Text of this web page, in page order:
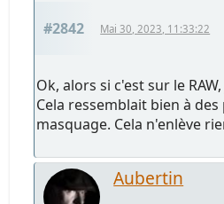
#2842 Mai 30, 2023, 11:33:22
Ok, alors si c'est sur le
Cela ressemblait bien à
masquage. Cela n'enlève
Aubertin